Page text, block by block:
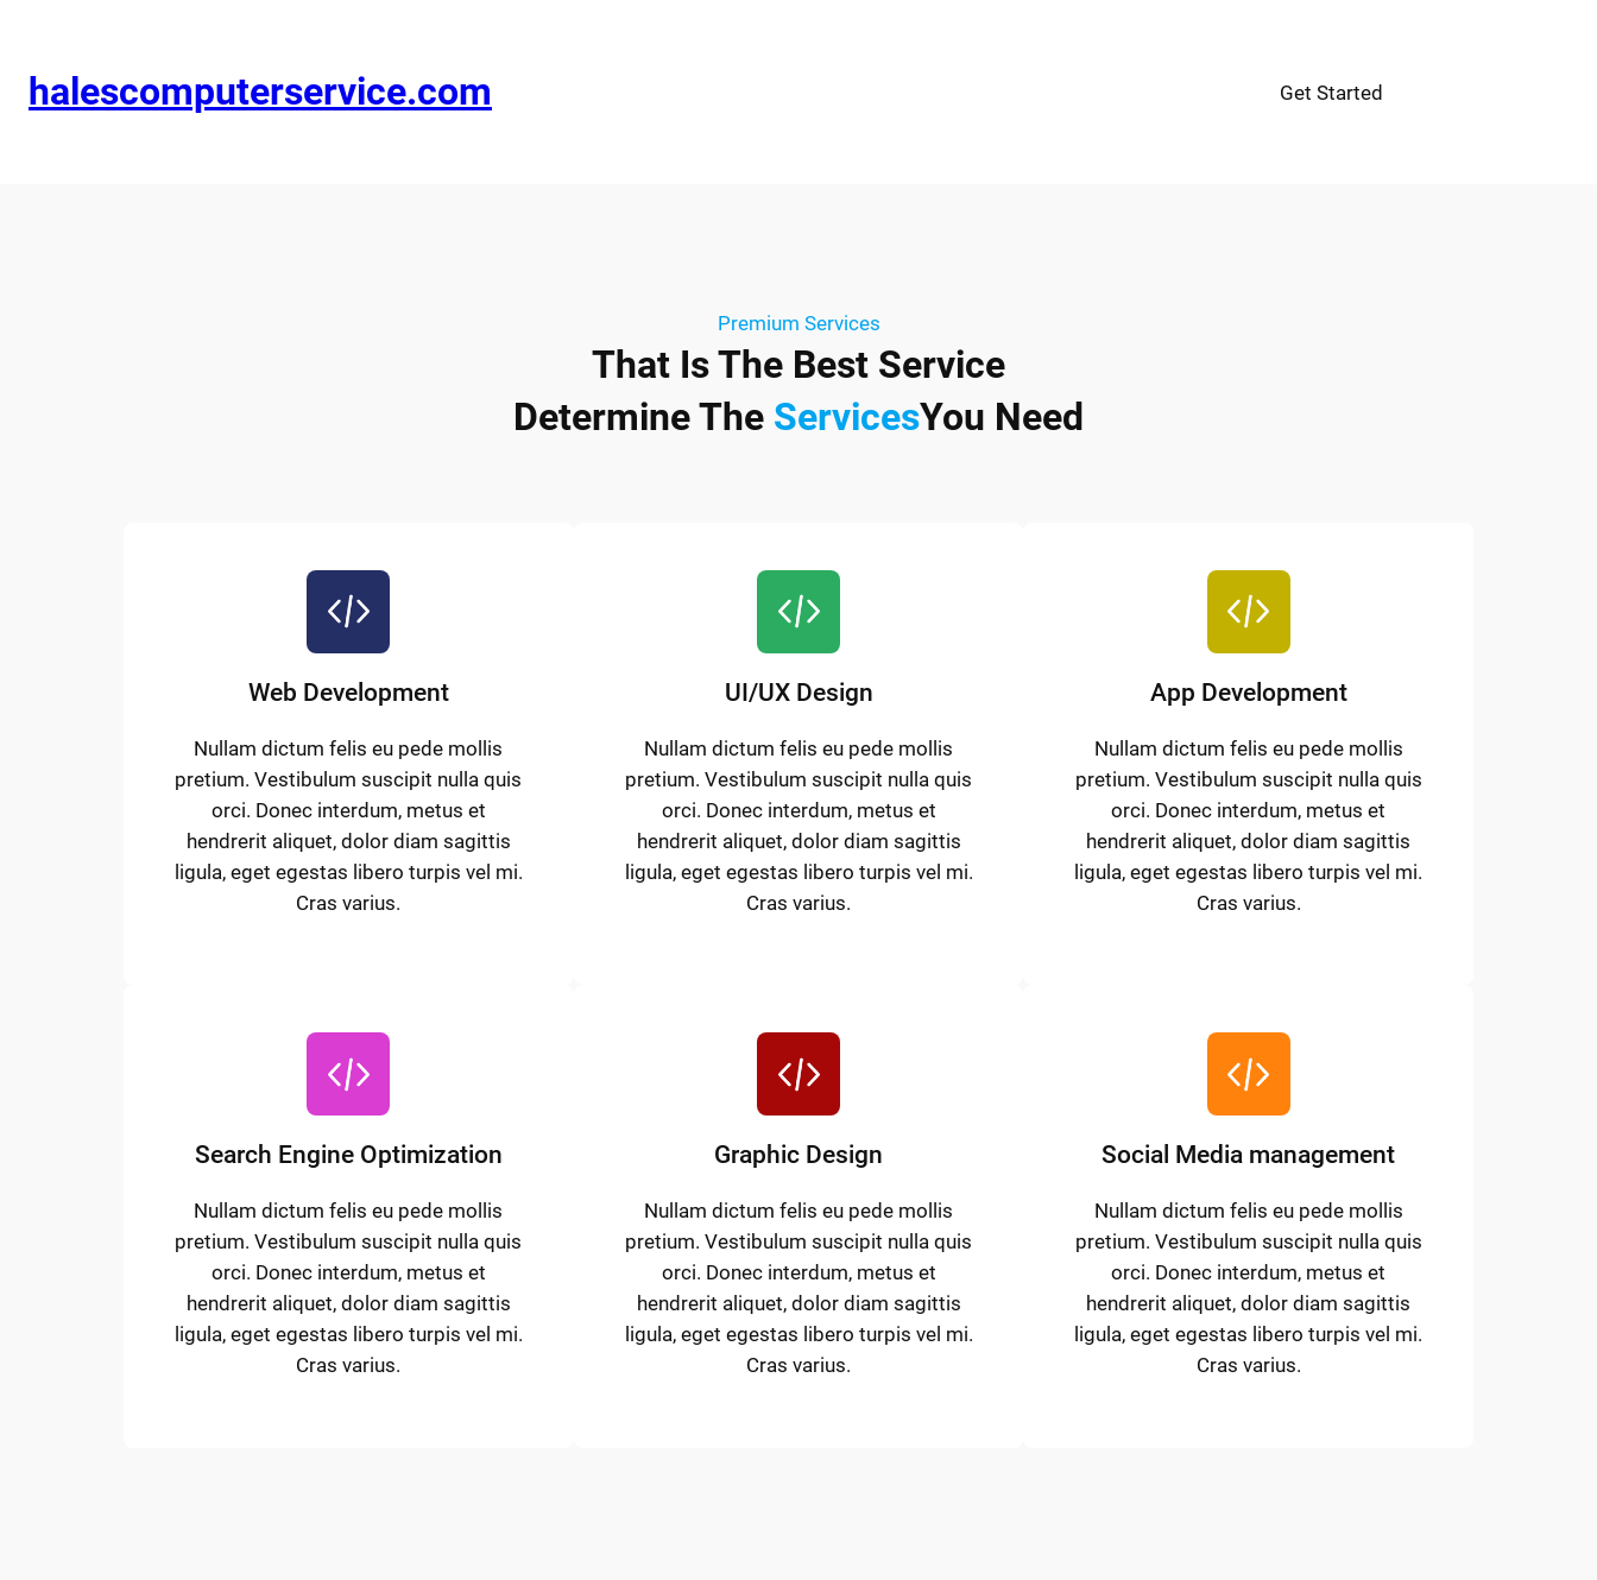
halescomputerservice.com Get Started
Premium Services
That Is The Best Service
Determine The ServicesYou Need
Web Development
Nullam dictum felis eu pede mollis
pretium. Vestibulum suscipit nulla quis
orci. Donec interdum, metus et
hendrerit aliquet, dolor diam sagittis
ligula, eget egestas libero turpis vel mi.
Cras varius.
UI/UX Design
Nullam dictum felis eu pede mollis
pretium. Vestibulum suscipit nulla quis
orci. Donec interdum, metus et
hendrerit aliquet, dolor diam sagittis
ligula, eget egestas libero turpis vel mi.
Cras varius.
App Development
Nullam dictum felis eu pede mollis
pretium. Vestibulum suscipit nulla quis
orci. Donec interdum, metus et
hendrerit aliquet, dolor diam sagittis
ligula, eget egestas libero turpis vel mi.
Cras varius.
Search Engine Optimization
Nullam dictum felis eu pede mollis
pretium. Vestibulum suscipit nulla quis
orci. Donec interdum, metus et
hendrerit aliquet, dolor diam sagittis
ligula, eget egestas libero turpis vel mi.
Cras varius.
Graphic Design
Nullam dictum felis eu pede mollis
pretium. Vestibulum suscipit nulla quis
orci. Donec interdum, metus et
hendrerit aliquet, dolor diam sagittis
ligula, eget egestas libero turpis vel mi.
Cras varius.
Social Media management
Nullam dictum felis eu pede mollis
pretium. Vestibulum suscipit nulla quis
orci. Donec interdum, metus et
hendrerit aliquet, dolor diam sagittis
ligula, eget egestas libero turpis vel mi.
Cras varius.